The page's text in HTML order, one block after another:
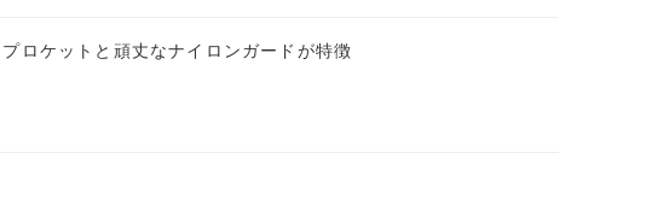
ロケットと頑丈なナイロンガードが特徴